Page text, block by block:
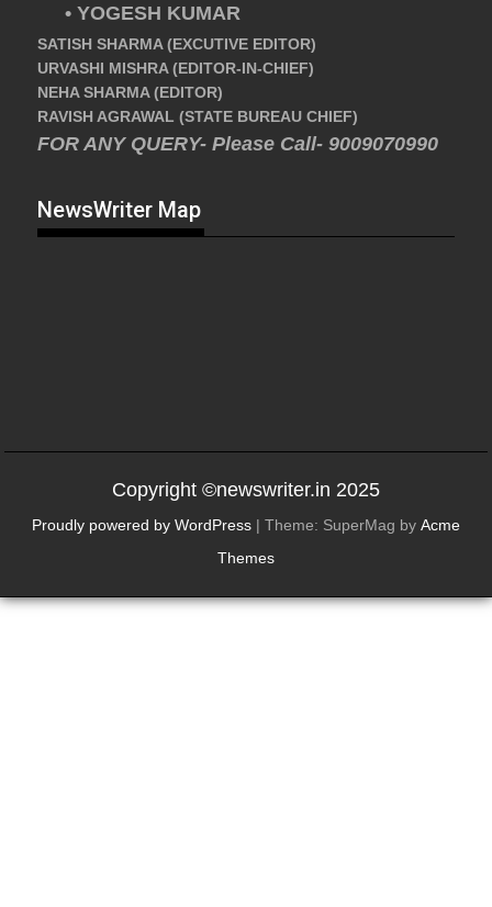
• YOGESH KUMAR
SATISH SHARMA (EXCUTIVE EDITOR)
URVASHI MISHRA (EDITOR-IN-CHIEF)
NEHA SHARMA (EDITOR)
RAVISH AGRAWAL (STATE BUREAU CHIEF)
FOR ANY QUERY- Please Call- 9009070990
NewsWriter Map
Copyright ©newswriter.in 2025
Proudly powered by WordPress | Theme: SuperMag by Acme
Themes